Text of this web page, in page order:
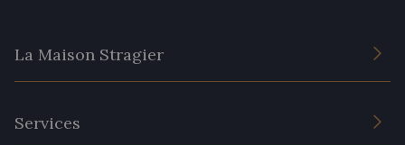
La Maison Stragier
Services